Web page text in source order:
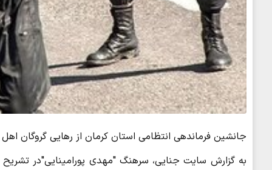
جانشین فرماندهی انتظامی استان کرمان از رهایی گروگان
به گزارش سایت جنایی، سرهنگ "مهدی پورامینایی"در